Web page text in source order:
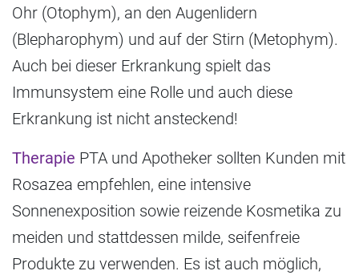
Ohr (Otophym), an den Augenlidern
(Blepharophym) und auf der Stirn (Metophym).
Auch bei dieser Erkrankung spielt das
Immunsystem eine Rolle und auch diese
Erkrankung ist nicht ansteckend!
Therapie PTA und Apotheker sollten Kunden mit
Rosazea empfehlen, eine intensive
Sonnenexposition sowie reizende Kosmetika zu
meiden und stattdessen milde, seifenfreie
Produkte zu verwenden. Es ist auch möglich,